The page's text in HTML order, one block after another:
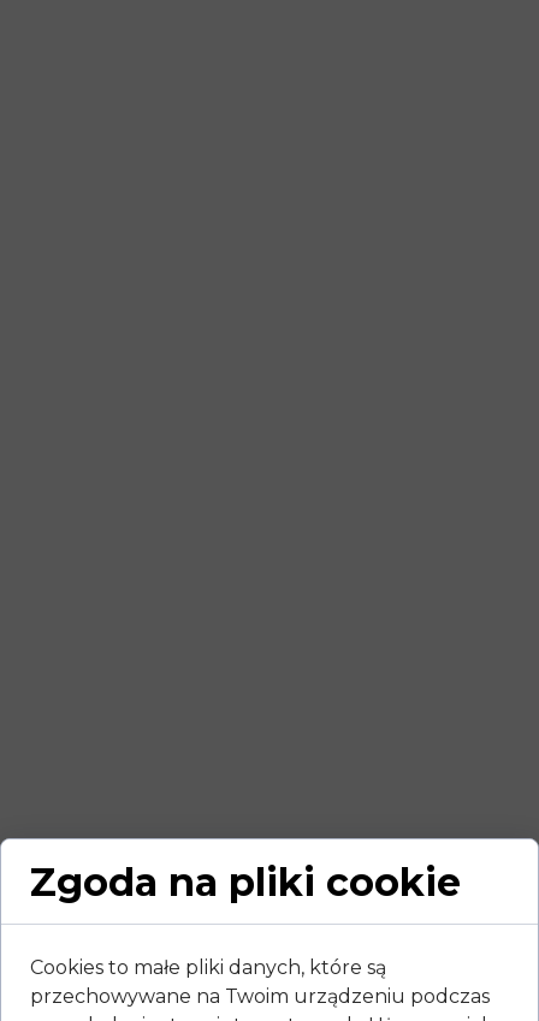
Zgoda na pliki cookie
Cookies to małe pliki danych, które są
przechowywane na Twoim urządzeniu podczas